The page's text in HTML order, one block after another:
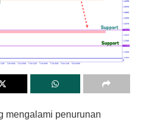
mengalami penurunan